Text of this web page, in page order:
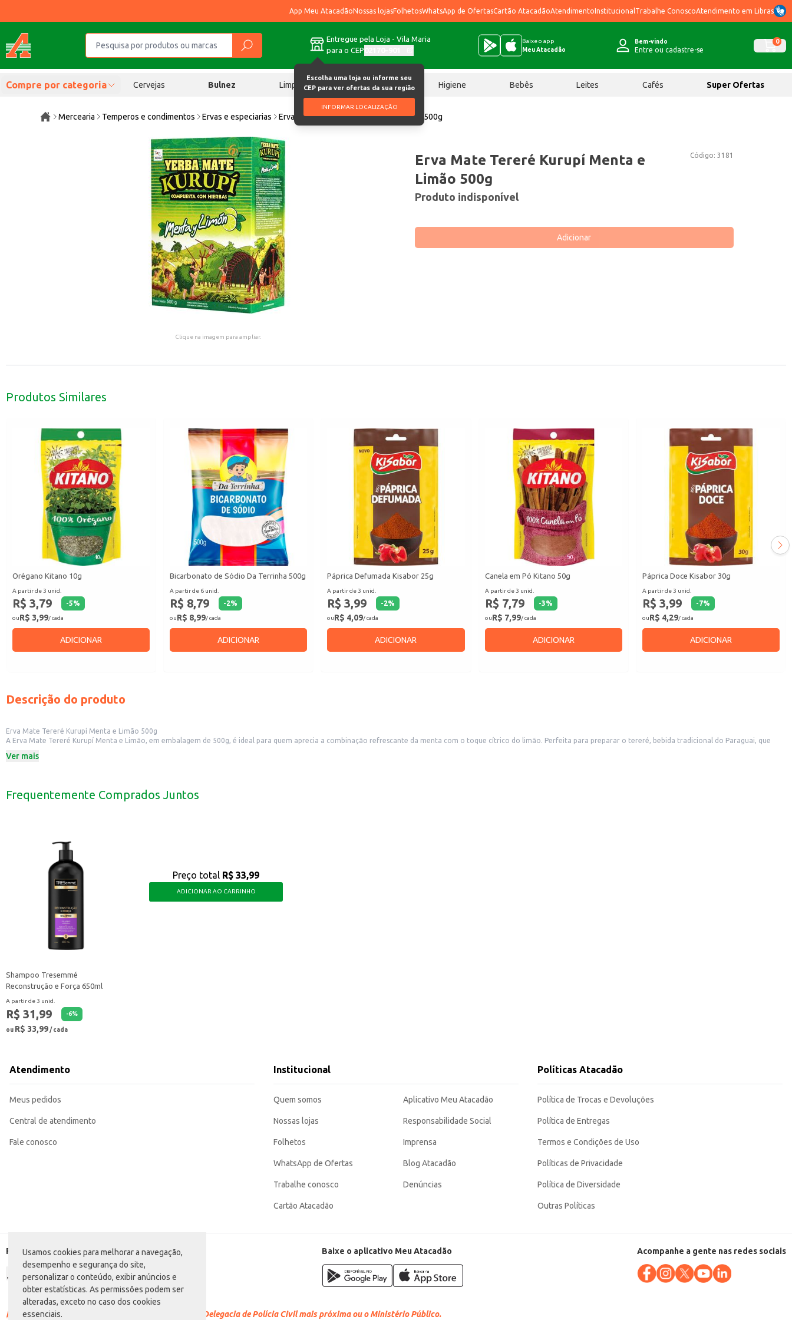
Usamos cookies para melhorar a navegação,
desempenho e segurança do site,
personalizar o conteúdo, exibir anúncios e
obter estatísticas. As permissões podem ser
alteradas, exceto no caso dos cookies
essenciais.
App Meu AtacadãoNossas lojasFolhetosWhatsApp de OfertasCartão AtacadãoAtendimentoInstitucional Trabalhe ConoscoAtendimento em Libras
Entregue pela Loja - Vila Maria
para o CEP
Escolha uma loja ou informe seu
CEP para ver ofertas da sua região
INFORMAR LOCALIZAÇÃO
Baixe o app
Meu Atacadão
Bem-vindo
Entre ou cadastre-se
0
Compre por categoria Cervejas Bulnez Limpeza Chocolates Higiene Bebês Leites Cafés Super Ofertas
Mercearia Temperos e condimentos Ervas e especiarias Erva Mate Tereré Kurupí Menta e Limão 500g
Clique na imagem para ampliar.
Código: 3181
Erva Mate Tereré Kurupí Menta e
Limão 500g
Produto indisponível
Adicionar
Produtos Similares
Orégano Kitano 10g
A partir de 3 unid.
R$ 3,79 -5%
ouR$ 3,99/ cada
ADICIONAR
Bicarbonato de Sódio Da Terrinha 500g
A partir de 6 unid.
R$ 8,79 -2%
ouR$ 8,99/ cada
ADICIONAR
Páprica Defumada Kisabor 25g
A partir de 3 unid.
R$ 3,99 -2%
ouR$ 4,09/ cada
ADICIONAR
Canela em Pó Kitano 50g
A partir de 3 unid.
R$ 7,79 -3%
ouR$ 7,99/ cada
ADICIONAR
Páprica Doce Kisabor 30g
A partir de 3 unid.
R$ 3,99 -7%
ouR$ 4,29/ cada
ADICIONAR
Descrição do produto
Erva Mate Tereré Kurupí Menta e Limão 500g
A Erva Mate Tereré Kurupí Menta e Limão, em embalagem de 500g, é ideal para quem aprecia a combinação refrescante da menta com o toque cítrico do limão. Perfeita para preparar o tereré, bebida tradicional do Paraguai, que
Dicas de Uso:
Experimente diferentes combinações, adicionando frutas ou outros ingredientes de sua preferência.
Ver mais
Frequentemente Comprados Juntos
Shampoo Tresemmé
Reconstrução e Força 650ml
A partir de 3 unid.
R$ 31,99 -6%
ou R$ 33,99/ cada
Preço total R$ 33,99
ADICIONAR AO CARRINHO
Atendimento
Meus pedidos
Central de atendimento
Fale conosco
Institucional
Quem somos
Nossas lojas
Folhetos
WhatsApp de Ofertas
Trabalhe conosco
Cartão Atacadão
Aplicativo Meu Atacadão
Responsabilidade Social
Imprensa
Blog Atacadão
Denúncias
Políticas Atacadão
Política de Trocas e Devoluções
Política de Entregas
Termos e Condições de Uso
Políticas de Privacidade
Política de Diversidade
Outras Políticas
Formas de pagamento Baixe o aplicativo Meu Atacadão Acompanhe a gente nas redes sociais
Racismo é crime. Denuncie. Disque 100 ou procure a Delegacia de Polícia Civil mais próxima ou o Ministério Público.